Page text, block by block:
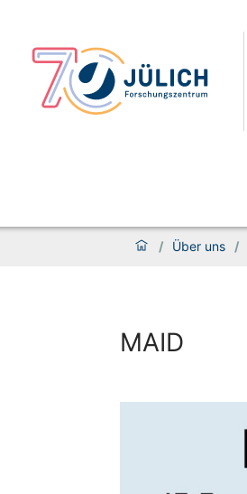
/ Über uns /
MAID